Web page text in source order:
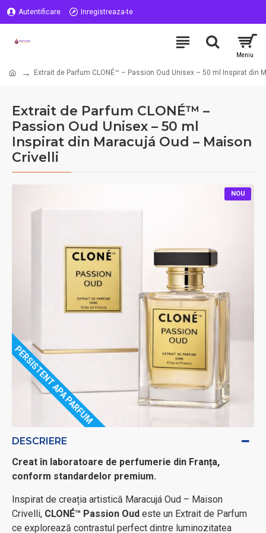
Autentificare Inregistreaza-te
Extrait de Parfum CLONÉ™ – Passion Oud Unisex – 50 ml Inspirat din
Extrait de Parfum CLONÉ™ –
Passion Oud Unisex – 50 ml
Inspirat din Maracujá Oud – Maison
Crivelli
NOU
PERSISTENT APA PARFUM
DESCRIERE
Creat în laboratoare de perfumerie din Franța,
conform standardelor premium.
Inspirat de creația artistică Maracujá Oud – Maison
Crivelli, CLONÉ™ Passion Oud este un Extrait de Parfum
ce explorează contrastul perfect dintre luminozitatea